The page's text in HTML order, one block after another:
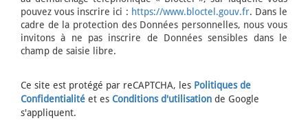
pouvez vous inscrire ici : https://www.bloctel.gouv.fr. Dans le
cadre de la protection des Données personnelles, nous vous
invitons à ne pas inscrire de Données sensibles dans le
champ de saisie libre.
Ce site est protégé par reCAPTCHA, les Politiques de
Confidentialité et es Conditions d'utilisation de Google
s'appliquent.